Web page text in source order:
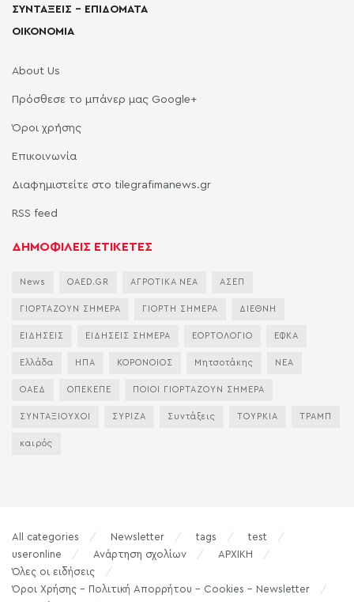
ΣΥΝΤΑΞΕΙΣ – ΕΠΙΔΟΜΑΤΑ
ΟΙΚΟΝΟΜΙΑ
About Us
Πρόσθεσε το μπάνερ μας Google+
Όροι χρήσης
Επικοινωνία
Διαφημιστείτε στο tilegrafimanews.gr
RSS feed
ΔΗΜΟΦΙΛΕΙΣ ΕΤΙΚΕΤΕΣ
News OAED.GR ΑΓΡΟΤΙΚΑ ΝΕΑ ΑΣΕΠ
ΓΙΟΡΤΑΖΟΥΝ ΣΗΜΕΡΑ ΓΙΟΡΤΗ ΣΗΜΕΡΑ ΔΙΕΘΝΗ
ΕΙΔΗΣΕΙΣ ΕΙΔΗΣΕΙΣ ΣΗΜΕΡΑ ΕΟΡΤΟΛΟΓΙΟ ΕΦΚΑ
Ελλάδα ΗΠΑ ΚΟΡΟΝΟΙΟΣ Μητσοτάκης ΝΕΑ
ΟΑΕΔ ΟΠΕΚΕΠΕ ΠΟΙΟΙ ΓΙΟΡΤΑΖΟΥΝ ΣΗΜΕΡΑ
ΣΥΝΤΑΞΙΟΥΧΟΙ ΣΥΡΙΖΑ Συντάξεις ΤΟΥΡΚΙΑ ΤΡΑΜΠ
καιρός
All categories Newsletter tags
test
useronline
Ανάρτηση σχολίων
ΑΡΧΙΚΗ
Όλες οι ειδήσεις
Όροι Χρήσης – Πολιτική Απορρήτου – Cookies – Newsletter